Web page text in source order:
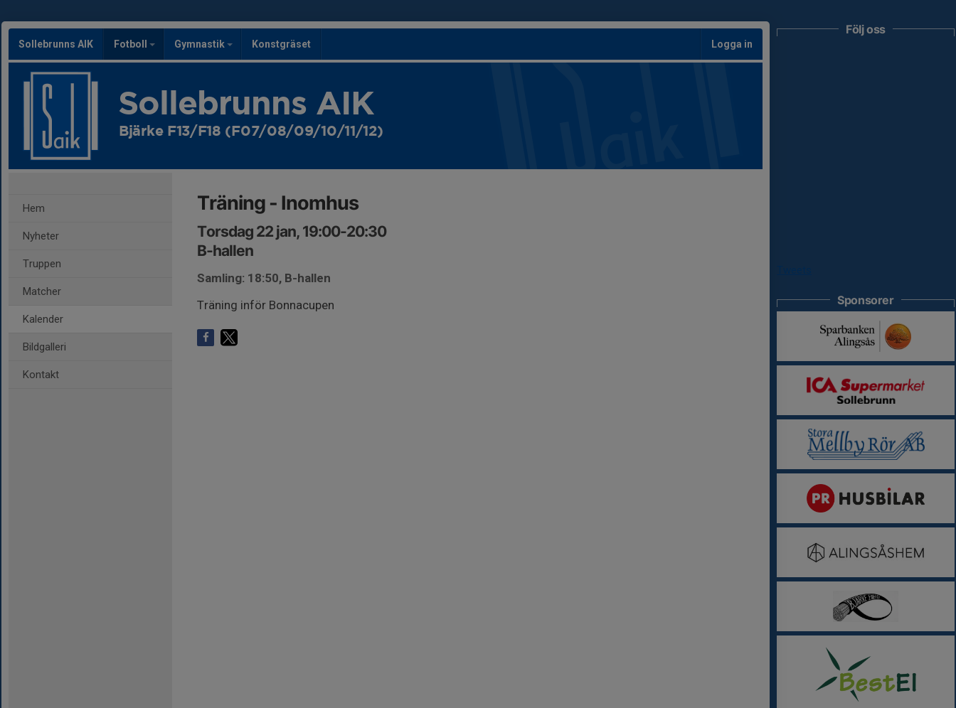
Sollebrunns AIK Fotboll Gymnastik Konstgräset Logga in
Sollebrunns AIK
Bjärke F13/F18 (F07/08/09/10/11/12)
Hem
Nyheter
Truppen
Matcher
Kalender
Bildgalleri
Kontakt
Träning - Inomhus
Torsdag 22 jan, 19:00-20:30
B-hallen
Samling: 18:50, B-hallen
Träning inför Bonnacupen
Följ oss
Sponsorer